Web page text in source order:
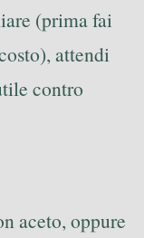
(prima fai
attendi
contro
aceto, oppure